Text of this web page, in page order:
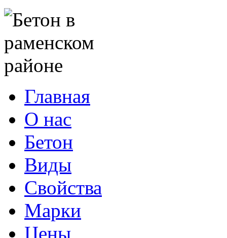
Главная
О нас
Бетон
Виды
Свойства
Марки
Цены